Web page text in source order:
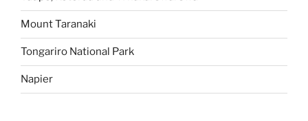
Mount Taranaki
Tongariro National Park
Napier